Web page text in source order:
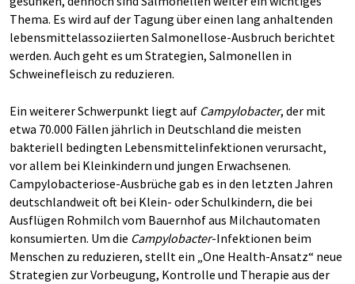
Thema. Es wird auf der Tagung über einen lang anhaltenden
lebensmittelassoziierten Salmonellose-Ausbruch berichtet
werden. Auch geht es um Strategien, Salmonellen in
Schweinefleisch zu reduzieren.
Ein weiterer Schwerpunkt liegt auf Campylobacter, der mit
etwa 70.000 Fällen jährlich in Deutschland die meisten
bakteriell bedingten Lebensmittelinfektionen verursacht,
vor allem bei Kleinkindern und jungen Erwachsenen.
Campylobacteriose-Ausbrüche gab es in den letzten Jahren
deutschlandweit oft bei Klein- oder Schulkindern, die bei
Ausflügen Rohmilch vom Bauernhof aus Milchautomaten
konsumierten. Um die Campylobacter-Infektionen beim
Menschen zu reduzieren, stellt ein „One Health-Ansatz“ neue
Strategien zur Vorbeugung, Kontrolle und Therapie aus der